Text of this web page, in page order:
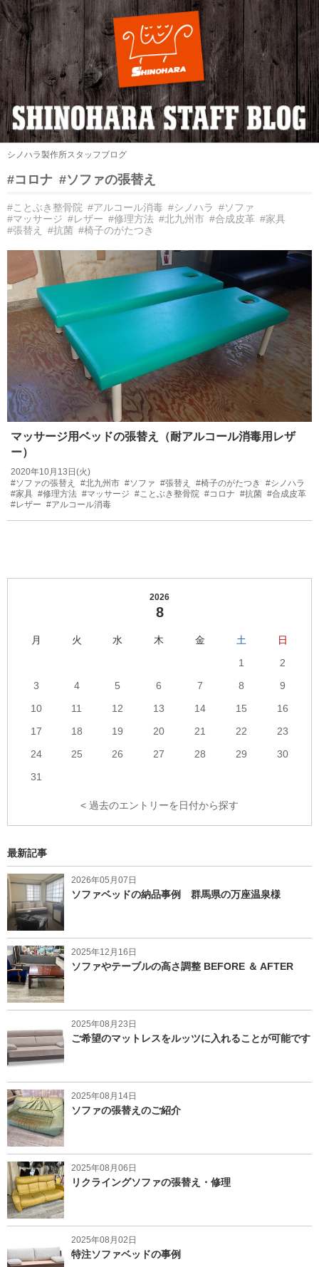
シノハラ製作所スタッフブログ
#コロナ #ソファの張替え
#ことぶき整骨院 #アルコール消毒 #シノハラ #ソファ
#マッサージ #レザー #修理方法 #北九州市 #合成皮革 #家具
#張替え
#抗菌 #椅子のがたつき
マッサージ用ベッドの張替え（耐アルコール消毒用レザ
ー）
2020年10月13日(火)
#ソファの張替え
#北九州市 #ソファ #張替え #椅子のがたつき
#シノハラ
#家具 #修理方法 #マッサージ #ことぶき整骨院 #コロナ #抗菌 #合成皮革
#レザー #アルコール消毒
2026
8
月 火 水 木 金 土
日
1
2
3
4 5 6 7 8
9
10
11 12 13 14 15
16
17
18 19 20 21 22
23
24
25 26 27 28 29
30
31
< 過去のエントリーを日付から探す
最新記事
2026年05月07日
ソファベッドの納品事例 群馬県の万座温泉様
2025年12月16日
ソファやテーブルの高さ調整 BEFORE ＆ AFTER
2025年08月23日
ご希望のマットレスをルッツに入れることが可能です
2025年08月14日
ソファの張替えのご紹介
2025年08月06日
リクライングソファの張替え・修理
2025年08月02日
特注ソファベッドの事例